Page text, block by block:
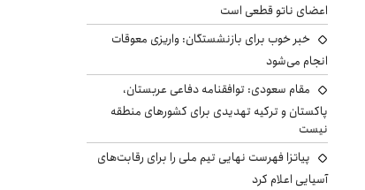
اعضای ناتو قطعی است
خبر خوب برای بازنشستگان: واریزی معوقات
انجام می‌شود
مقام سعودی: توافقنامه دفاعی عربستان،
پاکستان و ترکیه تهدیدی برای کشورهای منطقه
نیست
پیاتزا فهرست نهایی تیم ملی را برای رقابت‌های
آسیایی اعلام کرد